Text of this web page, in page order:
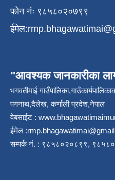
फोन नंः ९८५८०२०७९९
ईमेल:
"आवश्यक जानकारीका
भगवतीमाई
पगनाथ,दैलेख, कर्णाली प्रदेश,नेपाल
वेबसाईट :
ईमेल :
सम्पर्क नं. : ९८५८०२०८९९,